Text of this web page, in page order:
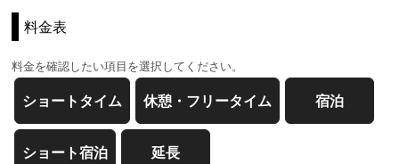
料金表
料金を確認したい項目を選択してください。
ショートタイム 休憩・フリータイム 宿泊
ショート宿泊 延長